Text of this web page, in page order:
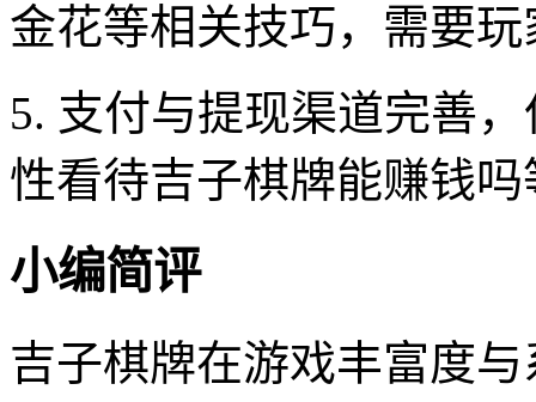
金花等相关技巧，需要
5. 支付与提现渠道完善
性看待吉子棋牌能赚钱
小编简评
吉子棋牌在游戏丰富度